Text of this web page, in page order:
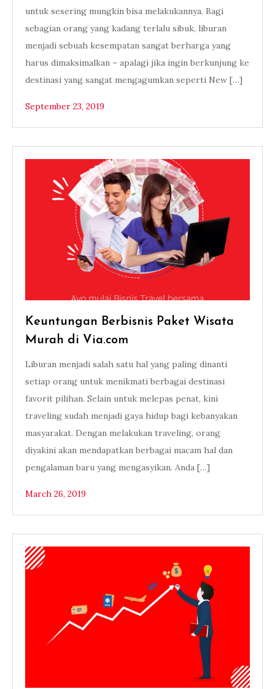
untuk sesering mungkin bisa melakukannya. Bagi
sebagian orang yang kadang terlalu sibuk, liburan
menjadi sebuah kesempatan sangat berharga yang
harus dimaksimalkan – apalagi jika ingin berkunjung ke
destinasi yang sangat mengagumkan seperti New […]
September 23, 2019
Keuntungan Berbisnis Paket Wisata
Murah di Via.com
Liburan menjadi salah satu hal yang paling dinanti
setiap orang untuk menikmati berbagai destinasi
favorit pilihan. Selain untuk melepas penat, kini
traveling sudah menjadi gaya hidup bagi kebanyakan
masyarakat. Dengan melakukan traveling, orang
diyakini akan mendapatkan berbagai macam hal dan
pengalaman baru yang mengasyikan. Anda […]
March 26, 2019